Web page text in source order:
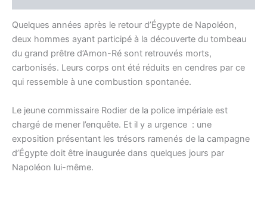
Quelques années après le retour d’Égypte de Napoléon,
deux hommes ayant participé à la découverte du tombeau
du grand prêtre d’Amon-Ré sont retrouvés morts,
carbonisés. Leurs corps ont été réduits en cendres par ce
qui ressemble à une combustion spontanée.
Le jeune commissaire Rodier de la police impériale est
chargé de mener l’enquête. Et il y a urgence : une
exposition présentant les trésors ramenés de la campagne
d’Égypte doit être inaugurée dans quelques jours par
Napoléon lui-même.